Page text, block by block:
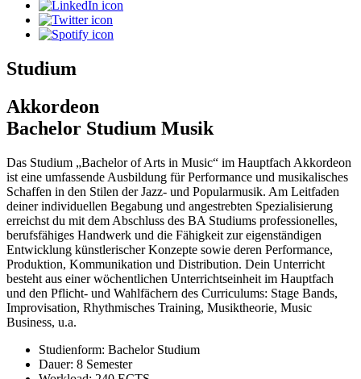
Studium
Akkordeon
Bachelor Studium Musik
Das Studium „Bachelor of Arts in Music“ im Hauptfach Akkordeon
ist eine umfassende Ausbildung für Performance und musikalisches
Schaffen in den Stilen der Jazz- und Popularmusik. Am Leitfaden
deiner individuellen Begabung und angestrebten Spezialisierung
erreichst du mit dem Abschluss des BA Studiums professionelles,
berufsfähiges Handwerk und die Fähigkeit zur eigenständigen
Entwicklung künstlerischer Konzepte sowie deren Performance,
Produktion, Kommunikation und Distribution. Dein Unterricht
besteht aus einer wöchentlichen Unterrichtseinheit im Hauptfach
und den Pflicht- und Wahlfächern des Curriculums: Stage Bands,
Improvisation, Rhythmisches Training, Musiktheorie, Music
Business, u.a.
Studienform: Bachelor Studium
Dauer: 8 Semester